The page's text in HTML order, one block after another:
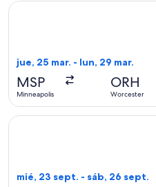
jue, 25 mar. - lun, 29 mar.
MSP
Minneapolis
ORH
Worcester
Seleccionar vuelo de Delta,
mié, 23 sept. - sáb, 26 sept.
Seleccionar vuelo de